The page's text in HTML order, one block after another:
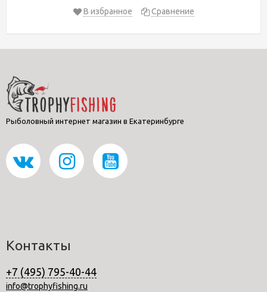
В избранное
Сравнение
Рыболовный интернет магазин в Екатеринбурге
Контакты
+7 (495) 795-40-44
info@trophyfishing.ru